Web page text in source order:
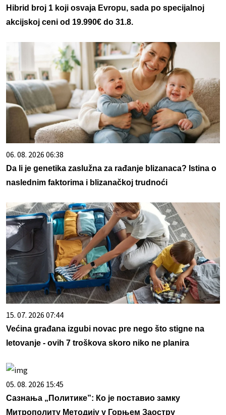
Hibrid broj 1 koji osvaja Evropu, sada po specijalnoj
akcijskoj ceni od 19.990€ do 31.8.
06. 08. 2026 06:38
Da li je genetika zaslužna za rađanje blizanaca? Istina o
naslednim faktorima i blizanačkoj trudnoći
15. 07. 2026 07:44
Većina građana izgubi novac pre nego što stigne na
letovanje - ovih 7 troškova skoro niko ne planira
05. 08. 2026 15:45
Сазнања „Политике”: Ко је поставио замку
Митрополиту Методију у Горњем Заостру